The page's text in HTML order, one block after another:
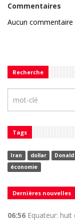
Commentaires
Aucun commentaire
Recherche
Tags
Iran dollar
économie
Dernières nouvelles
06:56 Equateur: